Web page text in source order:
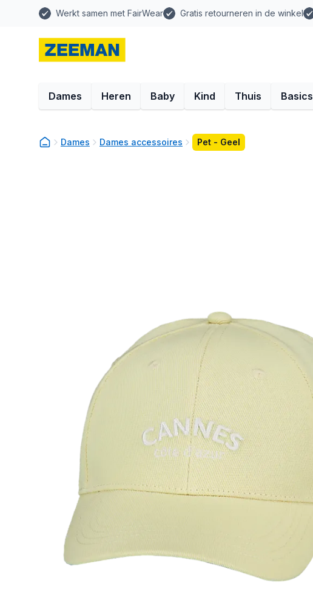
Werkt samen met FairWear Gratis retourneren in de winkel
Dames Heren Baby Kind Thuis Basics
Dames Dames accessoires Pet - Geel